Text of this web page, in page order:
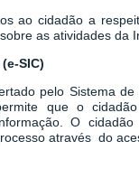
ao cidadão a
as atividades da
SIC)
pelo Sistema
que o
O cidadão
através do